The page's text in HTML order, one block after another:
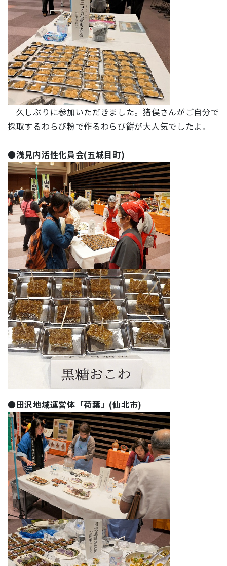
久しぶりに参加いただきました。猪俣さんがご自分で
採取するわらび粉で作るわらび餅が大人気でしたよ。
●浅見内活性化員会(五城目町)
●田沢地域運営体「荷葉」(仙北市)